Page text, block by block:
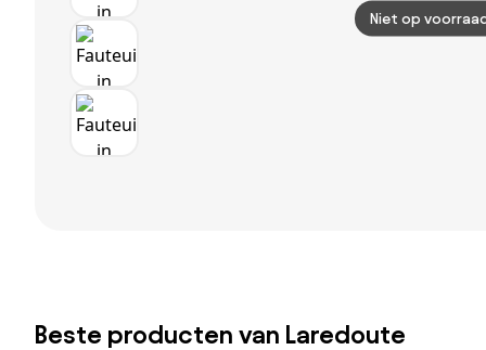
Niet op
Beste producten van Laredoute